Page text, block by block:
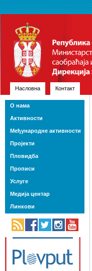
Насловна Контакт
О нама
Активности
Међународне активности
Пројекти
Пловидба
Прописи
Услуге
Медија центар
Линкови